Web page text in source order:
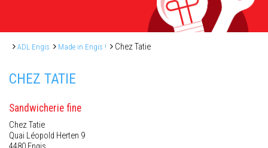
ADL Engis Made in Engis ! Chez Tatie
CHEZ TATIE
Sandwicherie fine
Chez Tatie
Quai Léopold Herten 9